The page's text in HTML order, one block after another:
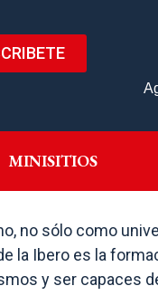
MINISITIOS
MINISITIOS
no sólo como
la Ibero es la
y ser capaces